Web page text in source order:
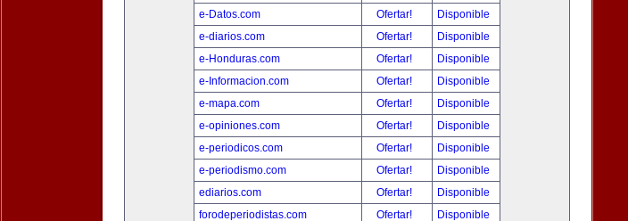
e-Datos.com
Ofertar!
Disponible
e-diarios.com
Ofertar!
Disponible
e-Honduras.com
Ofertar!
Disponible
e-Informacion.com
Ofertar!
Disponible
e-mapa.com
Ofertar!
Disponible
e-opiniones.com
Ofertar!
Disponible
e-periodicos.com
Ofertar!
Disponible
e-periodismo.com
Ofertar!
Disponible
ediarios.com
Ofertar!
Disponible
forodeperiodistas.com
Ofertar!
Disponible